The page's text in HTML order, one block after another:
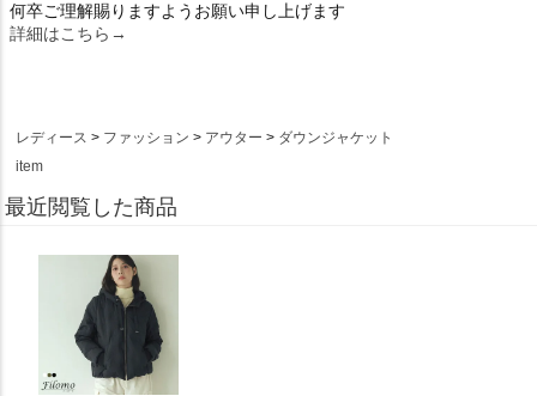
何卒ご理解賜りますようお願い申し上げます
詳細はこちら→
レディース ファッション アウター
ダウンジャケット
item
最近閲覧した商品